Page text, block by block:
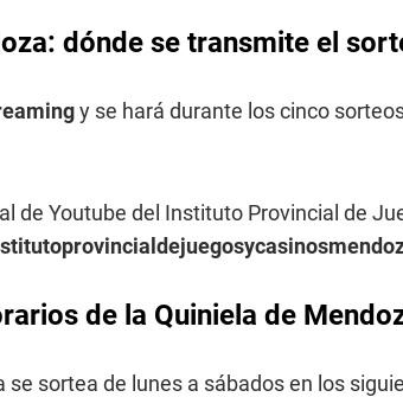
dónde se transmite el
y se hará durante los cinco
de Youtube del Instituto Provincial de
de la Quiniela de
se sortea de lunes a sábados en los